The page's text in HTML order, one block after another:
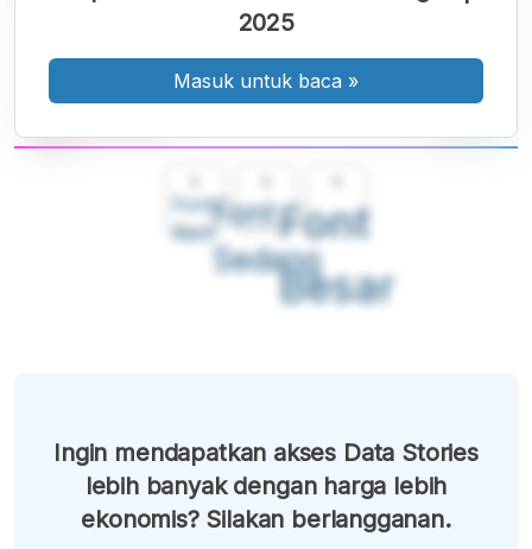
Font
Kecil
Font
Sedang
Font
Besar
2025
Masuk untuk baca »
Ingin mendapatkan akses Data Stories
lebih banyak dengan harga lebih
ekonomis? Silakan berlangganan.